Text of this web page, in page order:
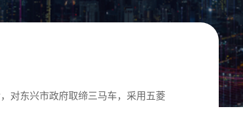
对东兴市政府取缔三马车，采用五菱